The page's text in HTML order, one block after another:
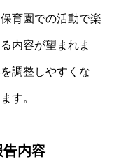
育園での活動で楽
内容が望まれま
調整しやすくな
す。
告内容